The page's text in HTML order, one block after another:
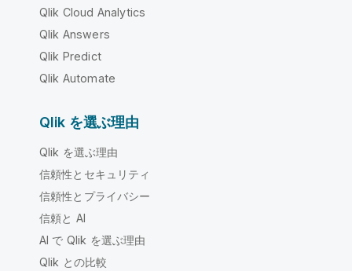
Qlik Cloud Analytics
Qlik Answers
Qlik Predict
Qlik Automate
Qlik を選ぶ理由
Qlik を選ぶ理由
信頼性とセキュリティ
信頼性とプライバシー
信頼と AI
AI で Qlik を選ぶ理由
Qlik との比較